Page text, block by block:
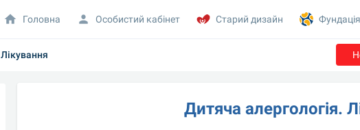
Лікування
Дитяча алергологія.
Головна Особистий кабінет Старий дизайн Фундація